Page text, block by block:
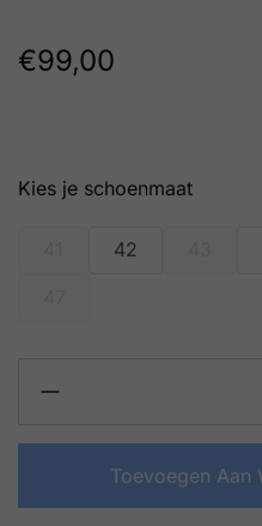
€99,00
schoenmaat
42
Toevoegen Aan